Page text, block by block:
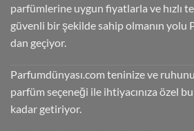
parfümlerine uygun fiyatlarla ve hızlı
güvenli bir şekilde sahip olmanın yolu
dan geçiyor.
Parfumdünyası.com teninize ve
parfüm seçeneği ile ihtiyacınıza özel
kadar getiriyor.